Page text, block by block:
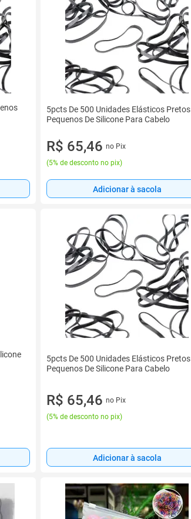
5pcts De 500 Unidades Elásticos Pretos
Pequenos De Silicone Para Cabelo
R$ 65,46 no Pix
(5% de desconto no pix)
Adicionar à sacola
5pcts De 500 Unidades Elásticos Pretos
Pequenos De Silicone Para Cabelo
R$ 65,46 no Pix
(5% de desconto no pix)
Adicionar à sacola